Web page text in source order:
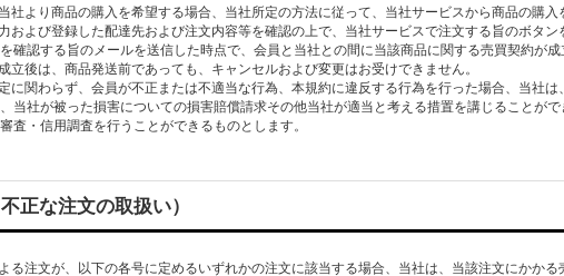
社より商品の購入を希望する場合、当社所定の方法に従って、当社サービスから商品の購入
および登録した配達先および注文内容等を確認の上で、当社サービスで注文する旨のボタ
確認する旨のメールを送信した時点で、会員と当社との間に当該商品に関する売買契約が成
立後は、商品発送前であっても、キャンセルおよび変更はお受けできません。
に関わらず、会員が不正または不適当な行為、本規約に違反する行為を行った場合、当社
当社が被った損害についての損害賠償請求その他当社が適当と考える措置を講じることが
査・信用調査を行うことができるものとします。
正な注文の取扱い）
注文が、以下の各号に定めるいずれかの注文に該当する場合、当社は、当該注文にかかる